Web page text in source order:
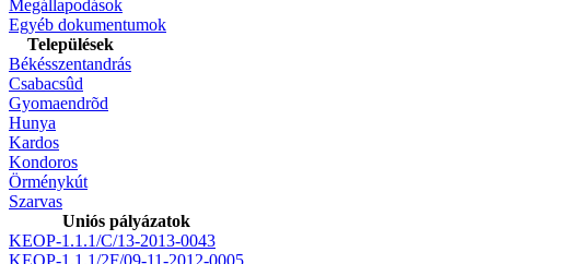
Megállapodások
Egyéb dokumentumok
Települések
Békésszentandrás
Csabacsûd
Gyomaendrõd
Hunya
Kardos
Kondoros
Örménykút
Szarvas
Uniós pályázatok
KEOP-1.1.1/C/13-2013-0043
KEOP-1.1.1/2F/09-11-2012-0005